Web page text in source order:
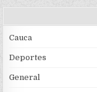
Cauca
Deportes
General